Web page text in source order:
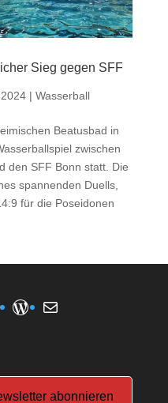
Sieg gegen SFF
| Wasserball
Beatusbad in
zwischen
den SFF Bonn statt. Die
spannenden Duells,
für die Poseidonen
WordPress
E-Mail
abonnieren